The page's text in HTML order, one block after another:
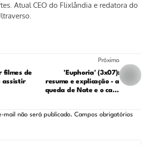
Atual CEO do Flixlândia e redatora do
filmes de
assistir
Próximo
'Euphoria' (3x07):
resumo e explicação - a
queda de Nate e o caos
mail não será publicado. Campos obrigatórios